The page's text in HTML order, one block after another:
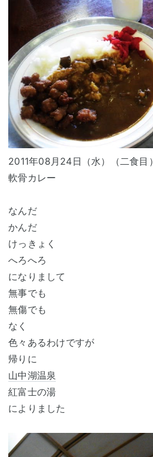
2011年08月24日（水）（二食目）
軟骨カレー
なんだ
かんだ
けっきょく
へろへろ
になりまして
無事でも
無傷でも
なく
色々あるわけですが
帰りに
山中湖温泉
紅富士の湯
によりました